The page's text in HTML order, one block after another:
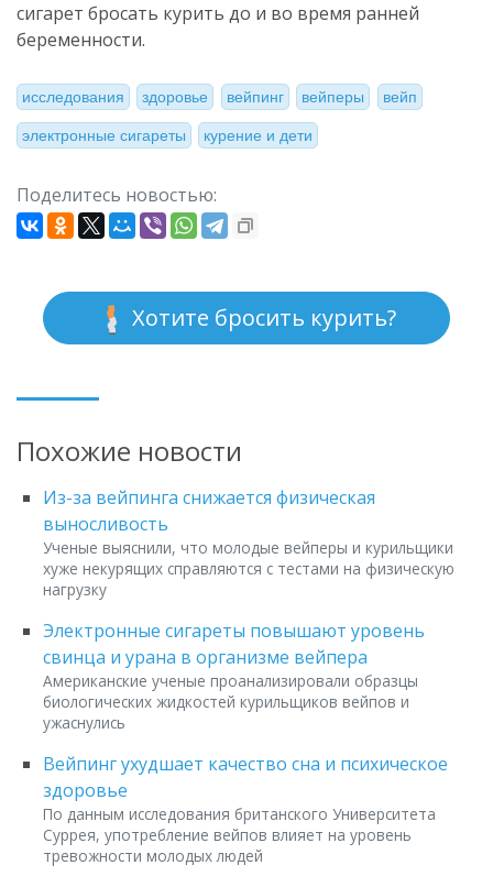
сигарет бросать курить до и во время ранней
беременности.
исследования здоровье вейпинг вейперы вейп
электронные сигареты курение и дети
Поделитесь новостью:
Хотите бросить курить?
Похожие новости
Из-за вейпинга снижается физическая
выносливость
Ученые выяснили, что молодые вейперы и курильщики
хуже некурящих справляются с тестами на физическую
нагрузку
Электронные сигареты повышают уровень
свинца и урана в организме вейпера
Американские ученые проанализировали образцы
биологических жидкостей курильщиков вейпов и
ужаснулись
Вейпинг ухудшает качество сна и психическое
здоровье
По данным исследования британского Университета
Суррея, употребление вейпов влияет на уровень
тревожности молодых людей